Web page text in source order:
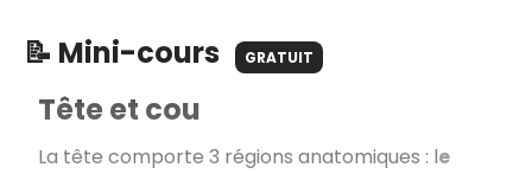
📝 Mini-cours GRATUIT
Tête et cou
La tête comporte 3 régions anatomiques : le